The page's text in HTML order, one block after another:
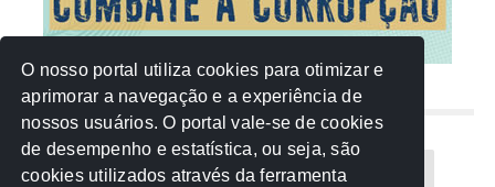
NUVEM DE TAGS
Acontece na Rede AGU AMM
O nosso portal utiliza cookies para otimizar e
aprimorar a navegação e a experiência de
nossos usuários. O portal vale-se de cookies
de desempenho e estatística, ou seja, são
cookies utilizados através da ferramenta